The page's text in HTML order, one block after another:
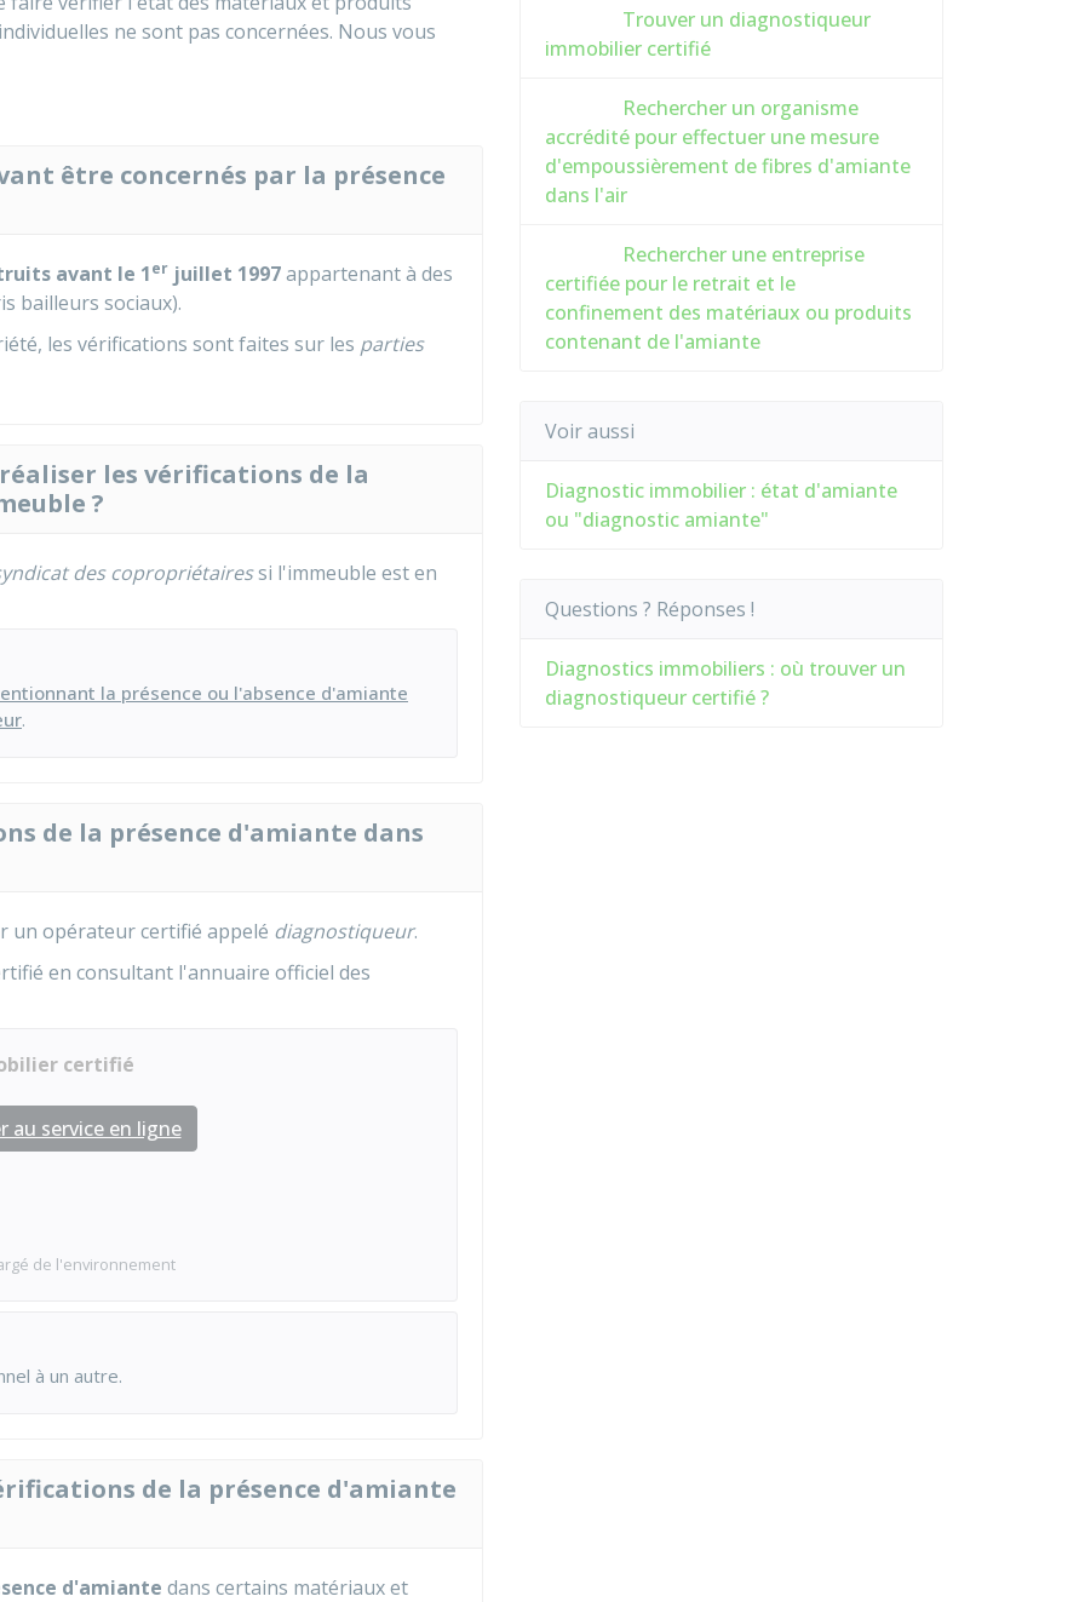
ne sont pas concernées. Nous vous
être concernés par la présence
avant le 1er juillet 1997appartenant à des
bailleurs sociaux).
les vérifications sont faites sur les parties
les vérifications de la
?
des copropriétairessi l'immeuble est en
la présence ou l'absence d'amiante
.
de la présence d'amiante dans
un opérateur certifié appelé diagnostiqueur.
en consultant l'annuaire officiel des
certifié
au service en ligne
de l'environnement
à un autre.
de la présence d'amiante
d'amiante dans certains matériaux et
Trouver un diagnostiqueur
immobilier certifié
Rechercher un organisme
accrédité pour effectuer une mesure
d'empoussièrement de fibres d'amiante
dans l'air
Rechercher une entreprise
certifiée pour le retrait et le
confinement des matériaux ou produits
contenant de l'amiante
Voir aussi
Diagnostic immobilier : état d'amiante
ou "diagnostic amiante"
Questions ? Réponses !
Diagnostics immobiliers : où trouver un
diagnostiqueur certifié ?